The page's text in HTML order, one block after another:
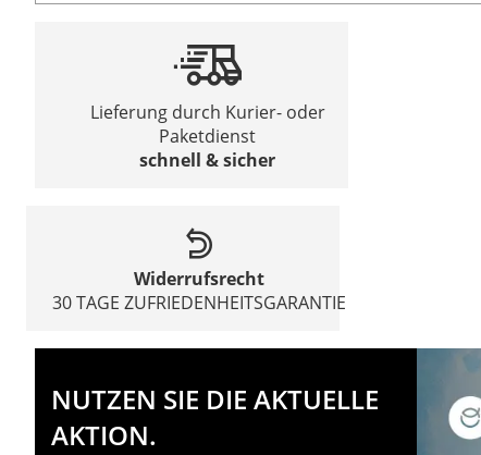
Lieferung durch Kurier- oder
Paketdienst
schnell & sicher
Widerrufsrecht
30 TAGE ZUFRIEDENHEITSGARANTIE
NUTZEN SIE DIE AKTUELLE
AKTION.